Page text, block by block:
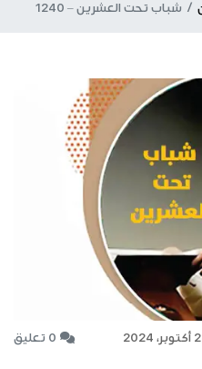
شباب تحت العشرين – 1240
0 تعليق